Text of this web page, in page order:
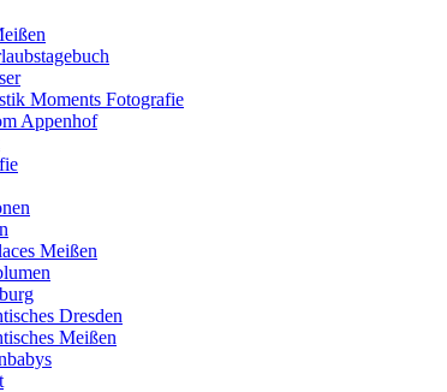
Moments Fotografie
Appenhof
Meißen
Dresden
Meißen